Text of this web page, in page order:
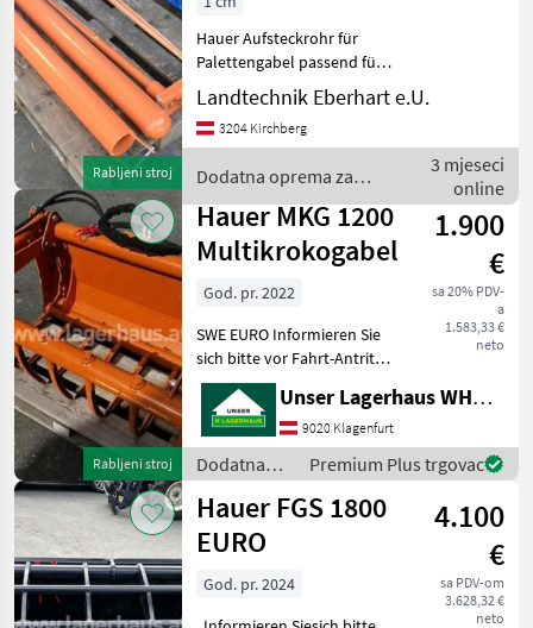
Rabljeni stroj
Hauer Aufsteckrohr für
Palettengabel passend für
Palettengabel-Zinken
80/40, 960 mm lg OHNE
ZINKEN Dodatna oprema za
- priključni
Landtechnik Eberhart e.U.
3204 Kirchberg
Dodatna oprema za
traktore / Hauer
3 mjeseci
online
Rabljeni stroj
Hauer MKG 1200
Multikrokogabel
1.900
€
sa 20% PDV-
a
1.583,33 €
neto
God. pr. 2022
SWE EURO Informieren Sie
sich bitte vor Fahrt-Antritt
telefonisch, ob die
von Ihnen angefragte
Maschine aktuell bei uns
am Lager steht. Wir
inserieren auch Maschin
Unser Lagerhaus WHG, Kärnten, Klagenfurt
9020 Klagenfurt
Dodatna
oprema za
traktore /
Hauer
Premium Plus trgovac
Hauer FGS 1800
EURO
4.100
€
sa PDV-om
3.628,32 €
neto
God. pr. 2024